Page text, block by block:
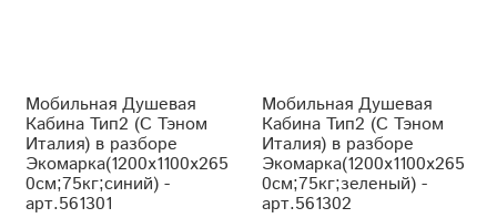
Мобильная Душевая
Кабина Тип2 (С Тэном
Италия) в разборе
Экомарка(1200x1100x265
0см;75кг;синий) -
арт.561301
Мобильная Душевая
Кабина Тип2 (С Тэном
Италия) в разборе
Экомарка(1200x1100x265
0см;75кг;зеленый) -
арт.561302